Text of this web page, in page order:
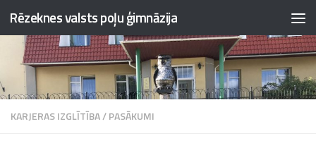
Skip to content
Rēzeknes valsts poļu ģimnāzija
KARJERAS IZGLĪTĪBA/PASĀKUMI